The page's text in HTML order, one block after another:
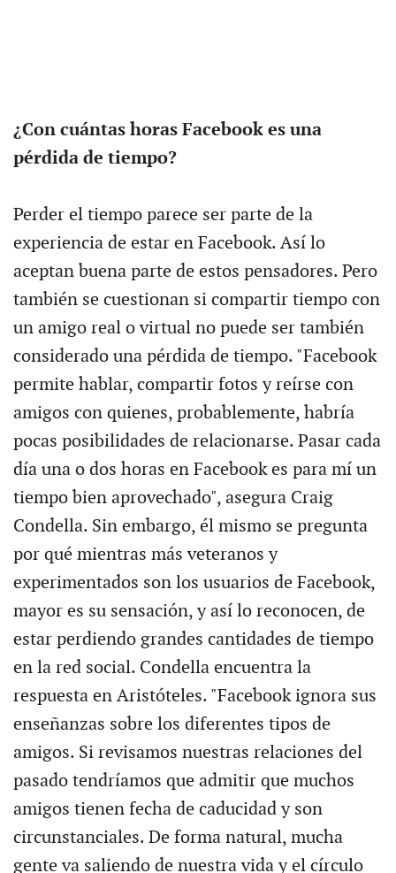
¿Con cuántas horas Facebook es una
pérdida de tiempo?
Perder el tiempo parece ser parte de la
experiencia de estar en Facebook. Así lo
aceptan buena parte de estos pensadores. Pero
también se cuestionan si compartir tiempo con
un amigo real o virtual no puede ser también
considerado una pérdida de tiempo. "Facebook
permite hablar, compartir fotos y reírse con
amigos con quienes, probablemente, habría
pocas posibilidades de relacionarse. Pasar cada
día una o dos horas en Facebook es para mí un
tiempo bien aprovechado", asegura Craig
Condella. Sin embargo, él mismo se pregunta
por qué mientras más veteranos y
experimentados son los usuarios de Facebook,
mayor es su sensación, y así lo reconocen, de
estar perdiendo grandes cantidades de tiempo
en la red social. Condella encuentra la
respuesta en Aristóteles. "Facebook ignora sus
enseñanzas sobre los diferentes tipos de
amigos. Si revisamos nuestras relaciones del
pasado tendríamos que admitir que muchos
amigos tienen fecha de caducidad y son
circunstanciales. De forma natural, mucha
gente va saliendo de nuestra vida y el círculo